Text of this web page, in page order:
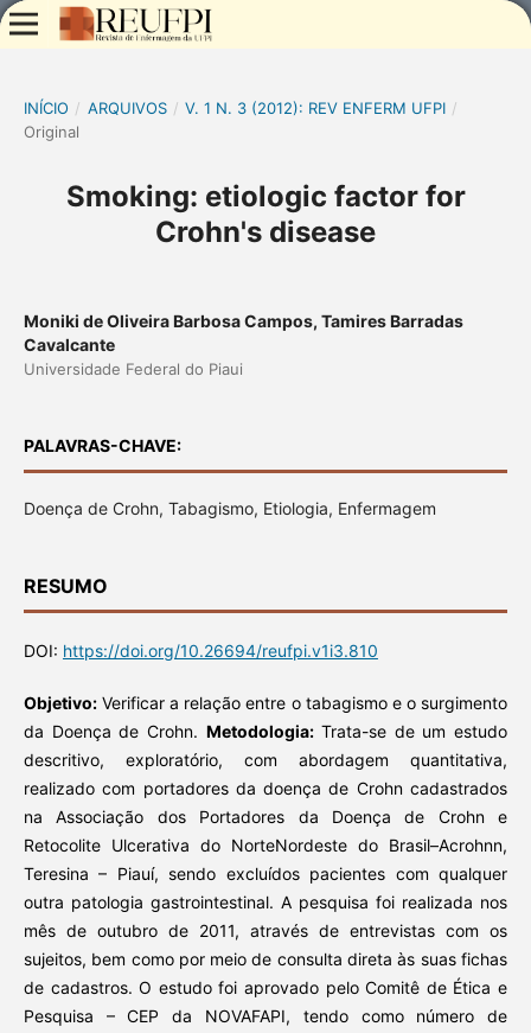
INÍCIO / ARQUIVOS / V. 1 N. 3 (2012): REV ENFERM UFPI /
Original
Smoking: etiologic factor for
Crohn's disease
Moniki de Oliveira Barbosa Campos, Tamires Barradas
Cavalcante
Universidade Federal do Piaui
PALAVRAS-CHAVE:
Doença de Crohn, Tabagismo, Etiologia, Enfermagem
RESUMO
DOI: https://doi.org/10.26694/reufpi.v1i3.810
Objetivo:Verificar a relação entre o tabagismo e o surgimento
da Doença de Crohn. Metodologia:Trata-se de um estudo
descritivo, exploratório, com abordagem quantitativa,
realizado com portadores da doença de Crohn cadastrados
na Associação dos Portadores da Doença de Crohn e
Retocolite Ulcerativa do NorteNordeste do Brasil–Acrohnn,
Teresina – Piauí, sendo excluídos pacientes com qualquer
outra patologia gastrointestinal. A pesquisa foi realizada nos
mês de outubro de 2011, através de entrevistas com os
sujeitos, bem como por meio de consulta direta às suas fichas
de cadastros. O estudo foi aprovado pelo Comitê de Ética e
Pesquisa – CEP da NOVAFAPI, tendo como número de